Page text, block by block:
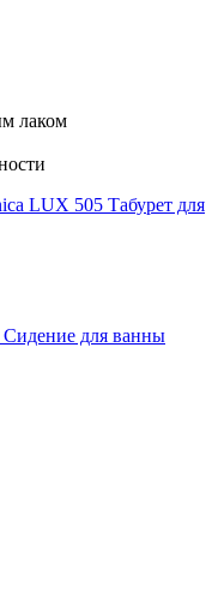
лаком
Табурет для
Сидение для ванны